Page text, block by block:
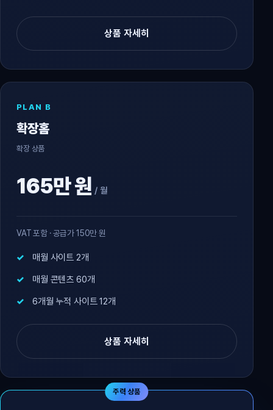
상품 자세히
PLAN B
확장홈
확장 상품
165만 원 / 월
VAT 포함 · 공급가 150만 원
매월 사이트 2개
매월 콘텐츠 60개
6개월 누적 사이트 12개
상품 자세히
주력 상품